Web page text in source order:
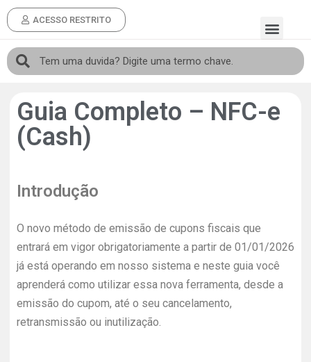
ACESSO RESTRITO
Guia Completo – NFC-e
(Cash)
Introdução
O novo método de emissão de cupons fiscais que
entrará em vigor obrigatoriamente a partir de 01/01/2026
já está operando em nosso sistema e neste guia você
aprenderá como utilizar essa nova ferramenta, desde a
emissão do cupom, até o seu cancelamento,
retransmissão ou inutilização.